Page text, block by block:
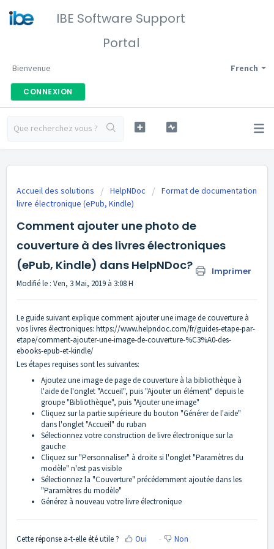
IBE Software Support
Portal
French
Bienvenue
CONNEXION
Accueil des solutions HelpNDoc
Format de documentation
livre électronique (ePub, Kindle)
Comment ajouter une photo de
couverture à des livres électroniques
(ePub, Kindle) dans HelpNDoc?
Imprimer
Modifié le : Ven, 3 Mai, 2019 à 3:08 H
Le guide suivant explique comment ajouter une image de couverture à
vos livres électroniques: https://www.helpndoc.com/fr/guides-etape-par-
etape/comment-ajouter-une-image-de-couverture-%C3%A0-des-
ebooks-epub-et-kindle/
Les étapes requises sont les suivantes:
Ajoutez une image de page de couverture à la bibliothèque à
l'aide de l'onglet "Accueil", puis "Ajouter un élément" depuis le
groupe "Bibliothèque", puis "Ajouter une image"
Cliquez sur la partie supérieure du bouton "Générer de l'aide"
dans l'onglet "Accueil" du ruban
Sélectionnez votre construction de livre électronique sur la
gauche
Cliquez sur "Personnaliser" à droite si l'onglet "Paramètres du
modèle" n'est pas visible
Sélectionnez la "Couverture" précédemment ajoutée dans les
"Paramètres du modèle"
Générez à nouveau votre livre électronique
Cette réponse a-t-elle été utile ? Oui Non